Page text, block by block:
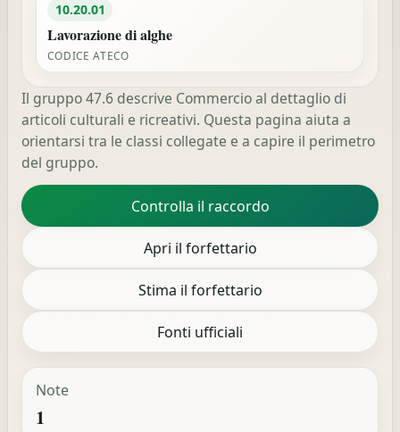
10.20.01
Lavorazione di alghe
CODICE ATECO
Il gruppo 47.6 descrive Commercio al dettaglio di
articoli culturali e ricreativi. Questa pagina aiuta a
orientarsi tra le classi collegate e a capire il perimetro
del gruppo.
Controlla il raccordo
Apri il forfettario
Stima il forfettario
Fonti ufficiali
Note
1